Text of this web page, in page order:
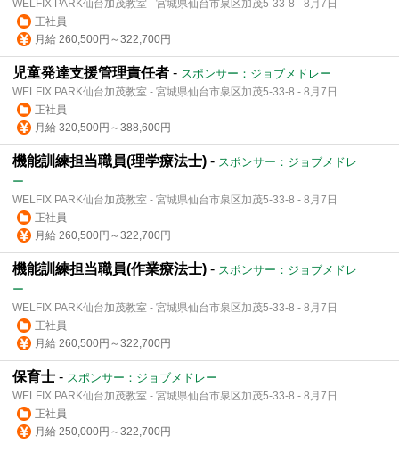
WELFIX PARK仙台加茂教室 - 宮城県仙台市泉区加茂5-33-8 - 8月7日
正社員
月給 260,500円～322,700円
児童発達支援管理責任者 - スポンサー：ジョブメドレー
WELFIX PARK仙台加茂教室 - 宮城県仙台市泉区加茂5-33-8 - 8月7日
正社員
月給 320,500円～388,600円
機能訓練担当職員(理学療法士) - スポンサー：ジョブメドレ
ー
WELFIX PARK仙台加茂教室 - 宮城県仙台市泉区加茂5-33-8 - 8月7日
正社員
月給 260,500円～322,700円
機能訓練担当職員(作業療法士) - スポンサー：ジョブメドレ
ー
WELFIX PARK仙台加茂教室 - 宮城県仙台市泉区加茂5-33-8 - 8月7日
正社員
月給 260,500円～322,700円
保育士 - スポンサー：ジョブメドレー
WELFIX PARK仙台加茂教室 - 宮城県仙台市泉区加茂5-33-8 - 8月7日
正社員
月給 250,000円～322,700円